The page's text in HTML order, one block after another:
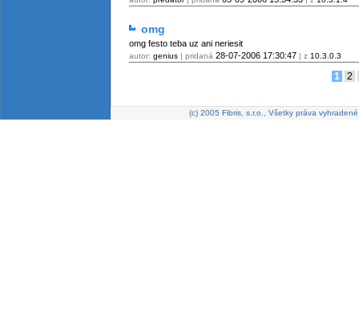
omg
omg festo teba uz ani neriesit
autor: genius | pridaná 28-07-2006 17:30:47 | z 10.3.0.3
1 2
(c) 2005 Fibris, s.r.o., Všetky práva